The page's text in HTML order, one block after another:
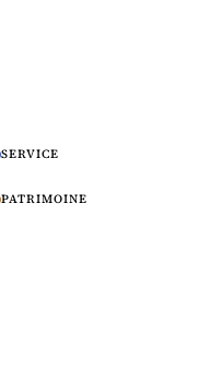
SERVICE
PATRIMOINE